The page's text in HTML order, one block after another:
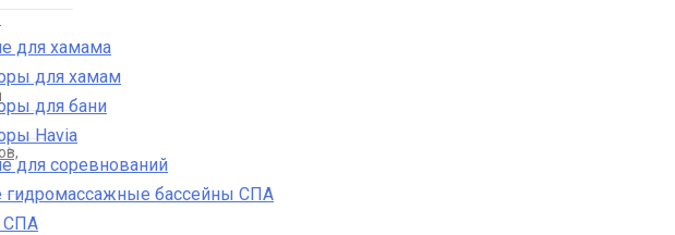
для хамама
для хамам
для бани
Havia
для соревнований
бассейны СПА
СПА